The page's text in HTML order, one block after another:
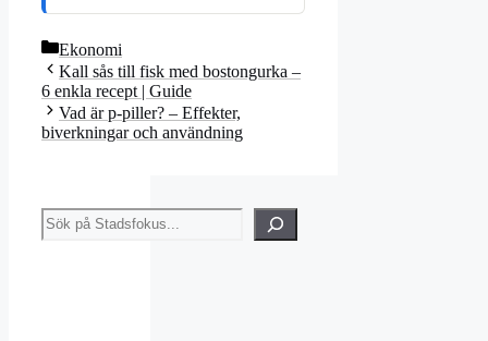
Kategorier
Ekonomi
Kall sås till fisk med bostongurka –
6 enkla recept | Guide
Vad är p-piller? – Effekter,
biverkningar och användning
Sök